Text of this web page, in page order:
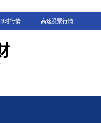
时行情 高速股票行情